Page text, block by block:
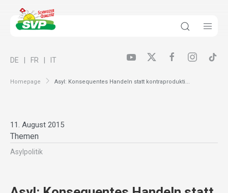
Homepage Asyl: Konsequentes Handeln statt kontraprodukti...
DE FR IT
11. August 2015
Themen
Asylpolitik